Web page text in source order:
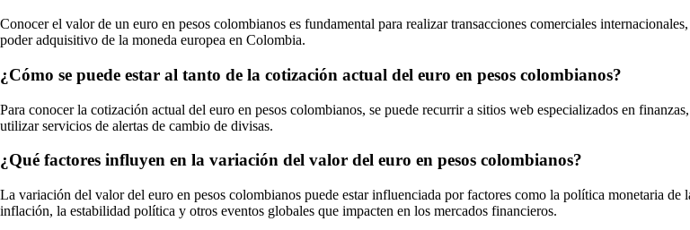
Conocer el valor de un euro en pesos colombianos es fundamental para realizar transacciones comerciales
poder adquisitivo de la moneda europea en Colombia.
¿Cómo se puede estar al tanto de la cotización actual del euro en pesos colombianos?
Para conocer la cotización actual del euro en pesos colombianos, se puede recurrir a sitios web especializados en
utilizar servicios de alertas de cambio de divisas.
¿Qué factores influyen en la variación del valor del euro en pesos colombianos?
La variación del valor del euro en pesos colombianos puede estar influenciada por factores como la política monetaria
inflación, la estabilidad política y otros eventos globales que impacten en los mercados financieros.